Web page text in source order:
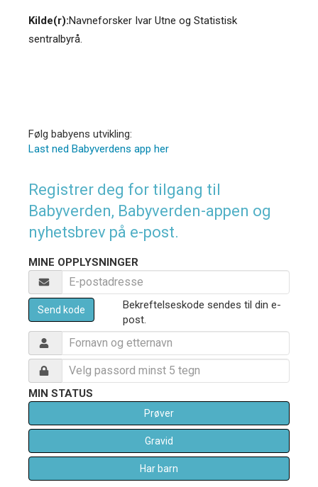
Kilde(r):Navneforsker Ivar Utne og Statistisk
sentralbyrå.
Følg babyens utvikling:
Last ned Babyverdens app her
Registrer deg for tilgang til
Babyverden, Babyverden-appen og
nyhetsbrev på e-post.
MINE OPPLYSNINGER
Send kode
Bekreftelseskode sendes til din e-
post.
MIN STATUS
Prøver
Gravid
Har barn